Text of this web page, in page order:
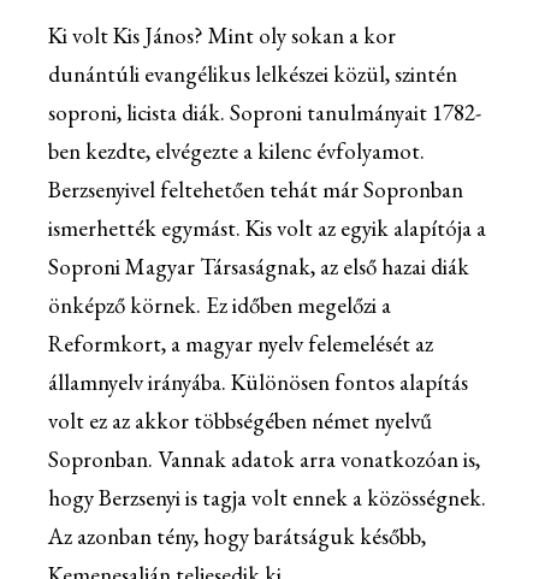
Ki volt Kis János? Mint oly sokan a kor
dunántúli evangélikus lelkészei közül, szintén
soproni, licista diák. Soproni tanulmányait 1782-
ben kezdte, elvégezte a kilenc évfolyamot.
Berzsenyivel feltehetően tehát már Sopronban
ismerhették egymást. Kis volt az egyik alapítója a
Soproni Magyar Társaságnak, az első hazai diák
önképző körnek. Ez időben megelőzi a
Reformkort, a magyar nyelv felemelését az
államnyelv irányába. Különösen fontos alapítás
volt ez az akkor többségében német nyelvű
Sopronban. Vannak adatok arra vonatkozóan is,
hogy Berzsenyi is tagja volt ennek a közösségnek.
Az azonban tény, hogy barátságuk később,